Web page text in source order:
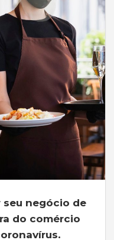
seu negócio de
do comércio